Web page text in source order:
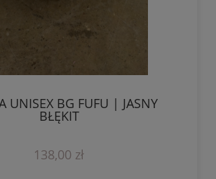
UNISEX BG FUFU | JASNY
BŁĘKIT
138,00 zł